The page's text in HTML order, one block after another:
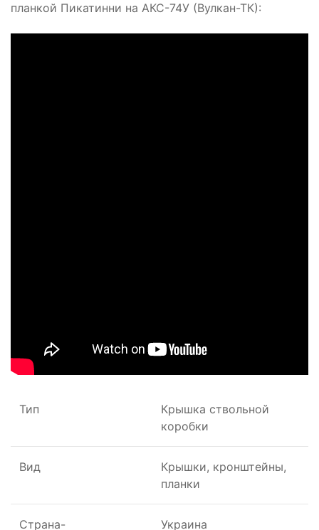
планкой Пикатинни на АКС-74У (Вулкан-ТК):
Тип
Крышка ствольной
коробки
Вид
Крышки, кронштейны,
планки
Страна- Украина